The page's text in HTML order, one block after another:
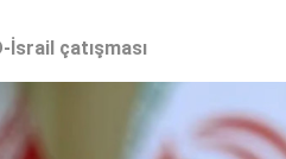
İsrail çatışması